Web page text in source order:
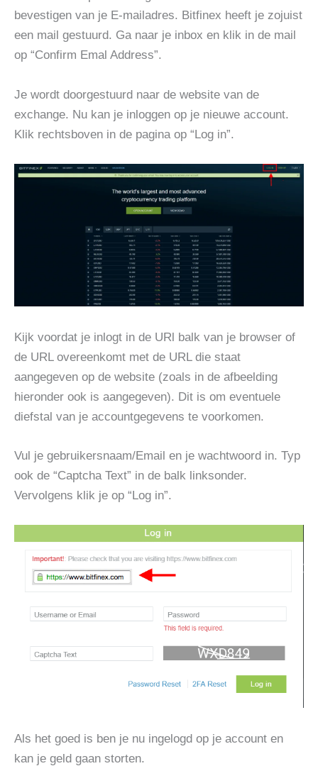
bevestigen van je E-mailadres. Bitfinex heeft je zojuist
een mail gestuurd. Ga naar je inbox en klik in de mail
op “Confirm Emal Address”.
Je wordt doorgestuurd naar de website van de
exchange. Nu kan je inloggen op je nieuwe account.
Klik rechtsboven in de pagina op “Log in”.
Kijk voordat je inlogt in de URl balk van je browser of
de URL overeenkomt met de URL die staat
aangegeven op de website (zoals in de afbeelding
hieronder ook is aangegeven). Dit is om eventuele
diefstal van je accountgegevens te voorkomen.
Vul je gebruikersnaam/Email en je wachtwoord in. Typ
ook de “Captcha Text” in de balk linksonder.
Vervolgens klik je op “Log in”.
Als het goed is ben je nu ingelogd op je account en
kan je geld gaan storten.